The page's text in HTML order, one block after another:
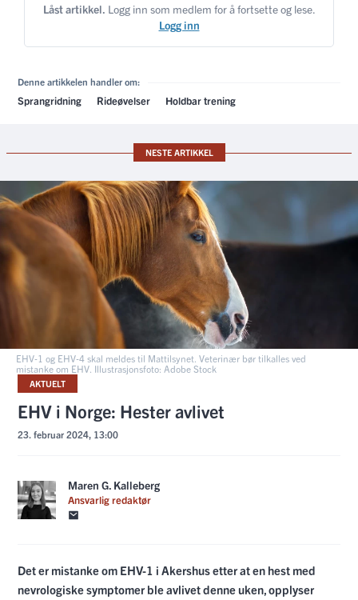
Låst artikkel. Logg inn som medlem for å fortsette og lese.
Logg inn
Denne artikkelen handler om:
Sprangridning Rideøvelser Holdbar trening
NESTE ARTIKKEL
EHV-1 og EHV-4 skal meldes til Mattilsynet. Veterinær bør tilkalles ved
mistanke om EHV. Illustrasjonsfoto: Adobe Stock
AKTUELT
EHV i Norge: Hester avlivet
23. februar 2024, 13:00
Maren G. Kalleberg
Ansvarlig redaktør
Det er mistanke om EHV-1 i Akershus etter at en hest med
nevrologiske symptomer ble avlivet denne uken, opplyser